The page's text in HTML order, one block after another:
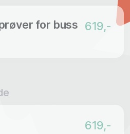
for buss 619,-
619,-